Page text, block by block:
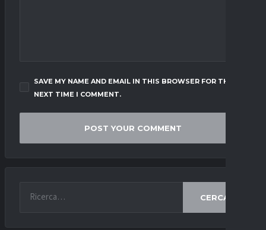
SAVE MY NAME AND EMAIL IN THIS BROWSER FOR THE
NEXT TIME I COMMENT.
CERCA